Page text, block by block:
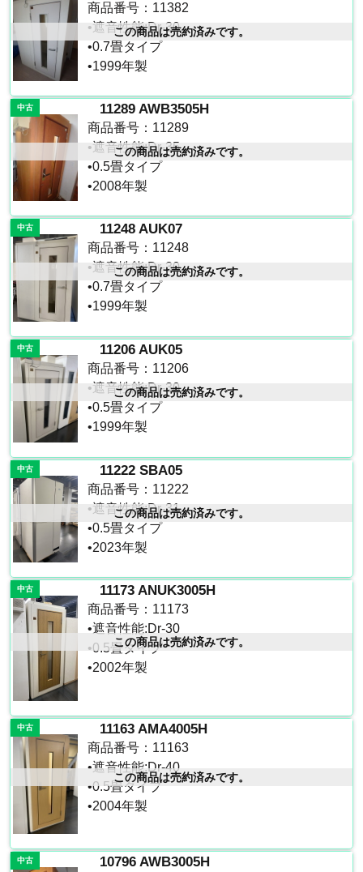
この商品は売約済みです。
商品番号：11382
•遮音性能:Dr-30
•0.7畳タイプ
•1999年製
この商品は売約済みです。
中古 11289 AWB3505H
商品番号：11289
•遮音性能:Dr-35
•0.5畳タイプ
•2008年製
この商品は売約済みです。
中古 11248 AUK07
商品番号：11248
•遮音性能:Dr-30
•0.7畳タイプ
•1999年製
この商品は売約済みです。
中古 11206 AUK05
商品番号：11206
•遮音性能:Dr-30
•0.5畳タイプ
•1999年製
この商品は売約済みです。
中古 11222 SBA05
商品番号：11222
•遮音性能:Dr-31
•0.5畳タイプ
•2023年製
この商品は売約済みです。
中古 11173 ANUK3005H
商品番号：11173
•遮音性能:Dr-30
•0.5畳タイプ
•2002年製
この商品は売約済みです。
中古 11163 AMA4005H
商品番号：11163
•遮音性能:Dr-40
•0.5畳タイプ
•2004年製
中古 10796 AWB3005H